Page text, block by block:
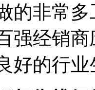
的非常
强经销
好的行